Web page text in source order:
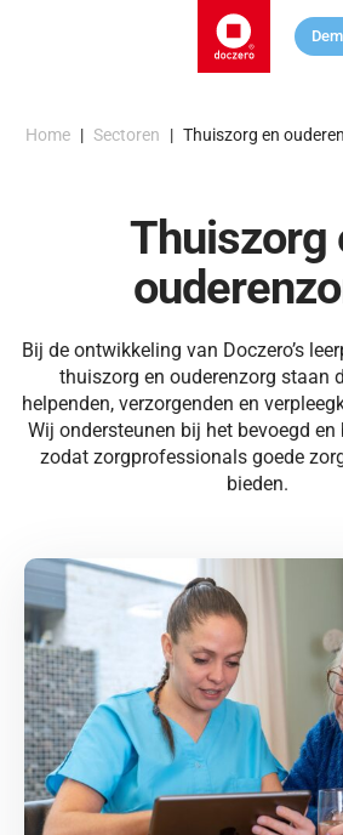
Home | Sectoren | Thuiszorg en
Thuiszorg
Bij de ontwikkeling van Doczero’s
thuiszorg en ouderenzorg staan
helpenden, verzorgenden en
Wij ondersteunen bij het bevoegd
zodat zorgprofessionals goede
bieden.